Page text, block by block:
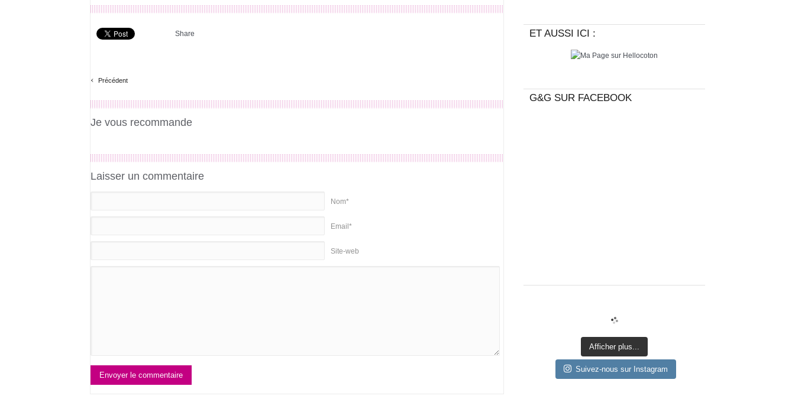
Share
‹ Précédent
Je vous recommande
Laisser un commentaire
Nom*
Email*
Site-web
Envoyer le commentaire
ET AUSSI ICI :
G&G SUR FACEBOOK
Afficher plus...
Suivez-nous sur Instagram